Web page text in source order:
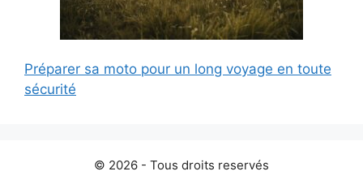
Préparer sa moto pour un long voyage en toute
sécurité
© 2026 - Tous droits reservés